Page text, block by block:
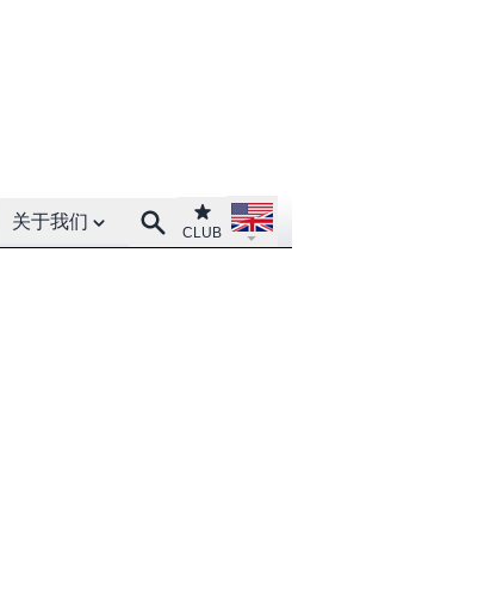
Open About menu
关于我们 SearchClub
CLUB
Open language menu